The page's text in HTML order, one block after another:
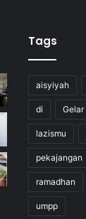
Tags
aisyiyah
di Gelar
lazismu
pekajangan
ramadhan
umpp